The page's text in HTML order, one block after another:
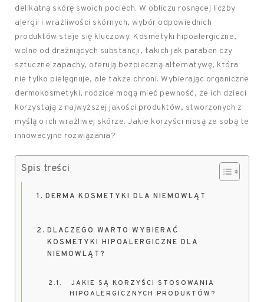
delikatną skórę swoich pociech. W obliczu rosnącej liczby
alergii i wrażliwości skórnych, wybór odpowiednich
produktów staje się kluczowy. Kosmetyki hipoalergiczne,
wolne od drażniących substancji, takich jak paraben czy
sztuczne zapachy, oferują bezpieczną alternatywę, która
nie tylko pielęgnuje, ale także chroni. Wybierając organiczne
dermokosmetyki, rodzice mogą mieć pewność, że ich dzieci
korzystają z najwyższej jakości produktów, stworzonych z
myślą o ich wrażliwej skórze. Jakie korzyści niosą ze sobą te
innowacyjne rozwiązania?
Spis treści
DERMA KOSMETYKI DLA NIEMOWLĄT
DLACZEGO WARTO WYBIERAĆ
KOSMETYKI HIPOALERGICZNE DLA
NIEMOWLĄT?
JAKIE SĄ KORZYŚCI STOSOWANIA
HIPOALERGICZNYCH PRODUKTÓW?